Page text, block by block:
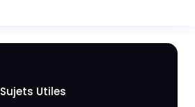
Sujets Utiles